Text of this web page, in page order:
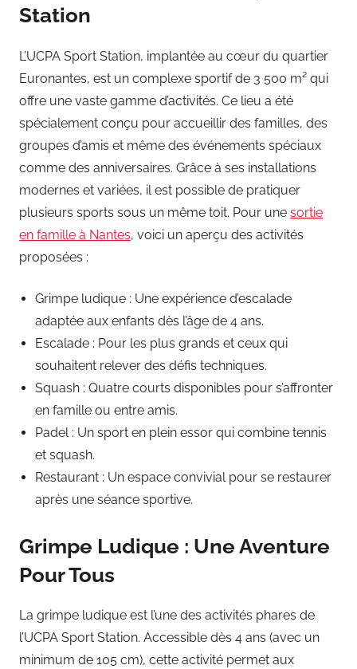
Station
L’UCPA Sport Station, implantée au cœur du quartier
Euronantes, est un complexe sportif de 3 500 m² qui
offre une vaste gamme d’activités. Ce lieu a été
spécialement conçu pour accueillir des familles, des
groupes d’amis et même des événements spéciaux
comme des anniversaires. Grâce à ses installations
modernes et variées, il est possible de pratiquer
plusieurs sports sous un même toit. Pour une sortie
en famille à Nantes, voici un aperçu des activités
proposées :
Grimpe ludique : Une expérience d’escalade
adaptée aux enfants dès l’âge de 4 ans.
Escalade : Pour les plus grands et ceux qui
souhaitent relever des défis techniques.
Squash : Quatre courts disponibles pour s’affronter
en famille ou entre amis.
Padel : Un sport en plein essor qui combine tennis
et squash.
Restaurant : Un espace convivial pour se restaurer
après une séance sportive.
Grimpe Ludique : Une Aventure
Pour Tous
La grimpe ludique est l’une des activités phares de
l’UCPA Sport Station. Accessible dès 4 ans (avec un
minimum de 105 cm), cette activité permet aux